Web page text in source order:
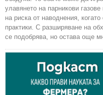
улавянето на парникови
на риска от наводнения,
практики. С разширяване на
се подобрява, но остава още